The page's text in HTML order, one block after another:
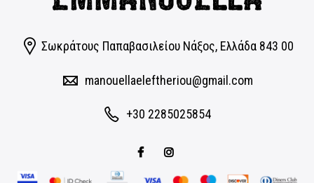
Σωκράτους Παπαβασιλείου Νάξος, Eλλάδα 843 00
manouellaeleftheriou@gmail.com
+30 2285025854